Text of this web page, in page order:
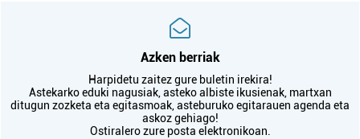
Azken berriak
Harpidetu zaitez gure buletin irekira!
Astekarko eduki nagusiak, asteko albiste ikusienak, martxan
ditugun zozketa eta egitasmoak, asteburuko egitarauen agenda eta
askoz gehiago!
Ostiralero zure posta elektronikoan.